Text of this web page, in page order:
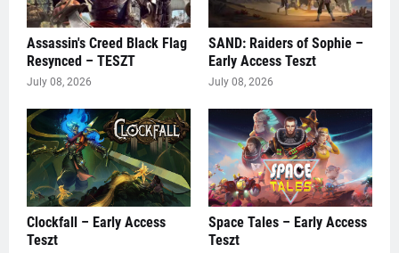
Assassin's Creed Black Flag
Resynced – TESZT
July 08, 2026
SAND: Raiders of Sophie –
Early Access Teszt
July 08, 2026
Clockfall – Early Access
Teszt
Space Tales – Early Access
Teszt